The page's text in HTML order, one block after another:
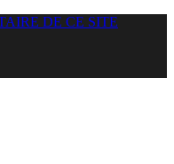
DE CE SITE